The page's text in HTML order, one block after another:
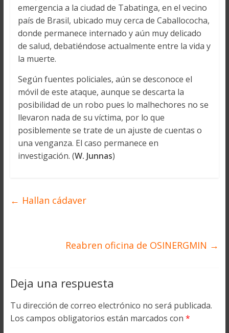
emergencia a la ciudad de Tabatinga, en el vecino
país de Brasil, ubicado muy cerca de Caballococha,
donde permanece internado y aún muy delicado
de salud, debatiéndose actualmente entre la vida y
la muerte.
Según fuentes policiales, aún se desconoce el
móvil de este ataque, aunque se descarta la
posibilidad de un robo pues lo malhechores no se
llevaron nada de su víctima, por lo que
posiblemente se trate de un ajuste de cuentas o
una venganza. El caso permanece en
investigación. (W. Junnas)
← Hallan cádaver
Reabren oficina de OSINERGMIN →
Deja una respuesta
Tu dirección de correo electrónico no será publicada.
Los campos obligatorios están marcados con *